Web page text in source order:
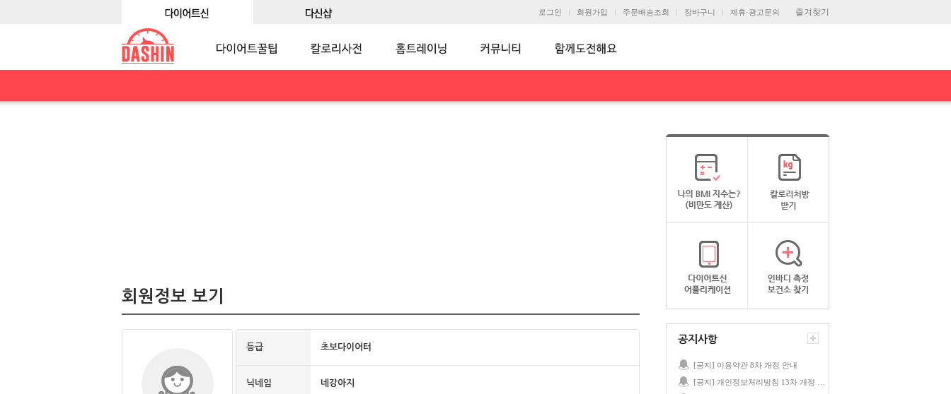
즐겨찾기
로그인 회원가입 주문배송조회 장바구니 제휴·광고문의
회원정보 보기
등급 초보다이어터
닉네임 네강아지
공지사항
[공지] 이용약관 8차 개정 안내